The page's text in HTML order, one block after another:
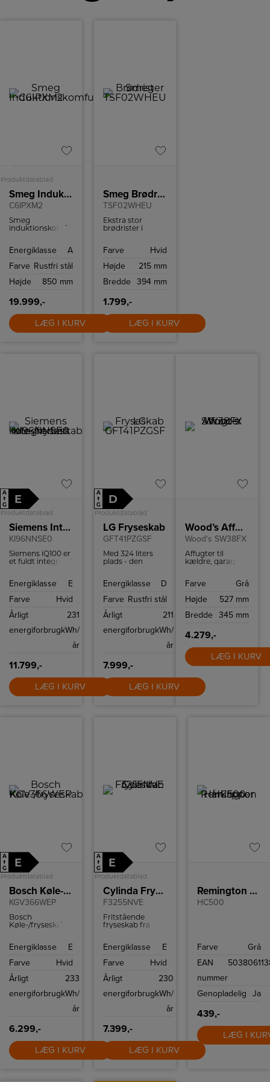
Produktdatablad
Smeg Induktionskomfur
C6IPXM2
Smeg
induktionskomfur
Energiklasse
A
Farve Rustfri stål
Højde
850 mm
19.999,-
LÆG I KURV
Smeg Brødrister
TSF02WHEU
Ekstra stor
brødrister i
med plads til 4
Brødristeren har
ristningsindstillinger
funktion.
Farve
Hvid
Højde
215 mm
Bredde
394 mm
1.799,-
LÆG I KURV
A
↑
G
E
Produktdatablad
Siemens Integrerbart køle-/fryseskab
KI96NNSE0
Siemens iQ100 er
et fuldt integreret
falder fint ind i dit
som også sørger
for friskheden og
holdbarheden af
fantastisk måde.
Energiklasse
E
Farve
Hvid
Årligt
energiforbrug
231
kWh/
år
11.799,-
LÆG I KURV
A
↑
G
D
Produktdatablad
LG Fryseskab
GFT41PZGSF
Med 324 liters
plads - den
masser af plads
yndlingsmad.
Energiklasse
D
Farve Rustfri stål
Årligt
energiforbrug
211
kWh/
år
7.999,-
LÆG I KURV
Wood’s Affugter SW38FX
Wood's SW38FX
Affugter til
kældre, garager
og ubehagelige
med Wood's
affugter. Den
liter om dagen
og sikrer hurtigt
et tørt og
behageligt miljø,
selv ved lave
Farve
Grå
Højde
527 mm
Bredde
345 mm
4.279,-
LÆG I KURV
A
↑
G
E
Produktdatablad
Bosch Køle-/fryseskab
KGV366WEP
Bosch
Køle-/fryseskab
214 L og
94 L.
Energiklasse
E
Farve
Hvid
Årligt
energiforbrug
233
kWh/
år
6.299,-
LÆG I KURV
A
↑
G
E
Produktdatablad
Cylinda Fryseskab
F3255NVE
Fritstående
fryseskab fra
afrimning og 226
frysevolumen.
Energiklasse
E
Farve
Hvid
Årligt
energiforbrug
230
kWh/
år
7.399,-
LÆG I KURV
Remington Hårklipper
HC500
Farve
Grå
EAN
nummer
Genopladelig Ja
439,-
LÆG I